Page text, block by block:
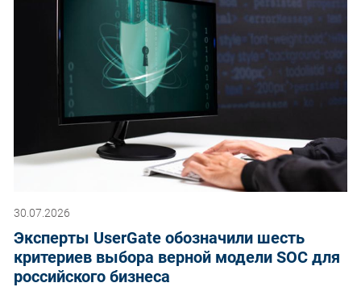
30.07.2026
Эксперты UserGate обозначили шесть
критериев выбора верной модели SOC для
российского бизнеса